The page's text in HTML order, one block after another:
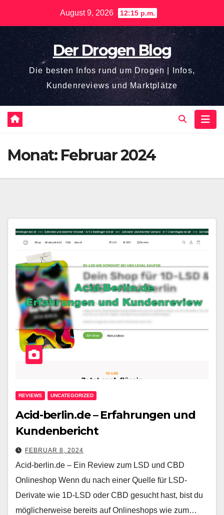
springen
August 9, 2026 12:15 p.m.
Der Drogen Blog
Die besten Infos rund um Drogen | Infos,
Kundenreviews und Marktplätze
Monat: Februar 2024
REVIEWS UNCATEGORIZED
Acid-berlin.de – Erfahrungen und
Kundenbericht
FEBRUAR 8, 2024
Acid-berlin.de – Ein Review zum LSD und CBD
Onlineshop Wenn du nach einer Quelle für LSD-
Derivate wie 1D-LSD oder CBD gesucht hast, bist du
möglicherweise bereits auf Onlineshops wie zum…